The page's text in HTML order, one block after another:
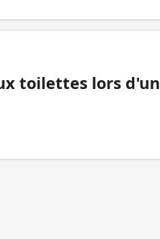
toilettes lors d'un